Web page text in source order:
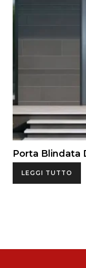
Porta Blindata
LEGGI TUTTO